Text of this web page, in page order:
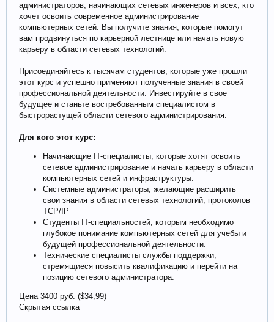
администраторов, начинающих сетевых инженеров и всех, кто
хочет освоить современное администрирование
компьютерных сетей. Вы получите знания, которые помогут
вам продвинуться по карьерной лестнице или начать новую
карьеру в области сетевых технологий.
Присоединяйтесь к тысячам студентов, которые уже прошли
этот курс и успешно применяют полученные знания в своей
профессиональной деятельности. Инвестируйте в свое
будущее и станьте востребованным специалистом в
быстрорастущей области сетевого администрирования.
Для кого этот курс:
Начинающие IT-специалисты, которые хотят освоить
сетевое администрирование и начать карьеру в области
компьютерных сетей и инфраструктуры.
Системные администраторы, желающие расширить
свои знания в области сетевых технологий, протоколов
TCP/IP
Студенты IT-специальностей, которым необходимо
глубокое понимание компьютерных сетей для учебы и
будущей профессиональной деятельности.
Технические специалисты службы поддержки,
стремящиеся повысить квалификацию и перейти на
позицию сетевого администратора.
Цена 3400 руб. ($34,99)
Скрытая ссылка